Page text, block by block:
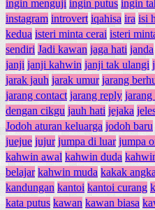
ingin menguji ingin putus ingin
instagram introvert iqahisa ira isi
kedua isteri minta cerai isteri
sendiri Jadi kawan jaga hati janda
janji janji kahwin janji tak ulangi
jarak jauh jarak umur jarang
jarang contact jarang reply jarang
dengan cikgu jauh hati jejaka
Jodoh aturan keluarga jodoh baru
juejue jujur jumpa di luar jumpa
kahwin awal kahwin duda
belajar kahwin muda kakak
kandungan kantoi kantoi curang
kata putus kawan kawan biasa